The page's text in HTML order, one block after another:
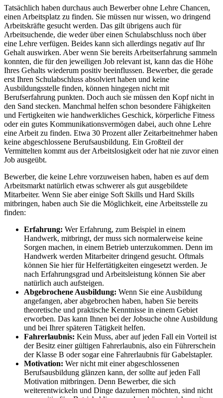
Tatsächlich haben durchaus auch Bewerber ohne Lehre Chancen,
einen Arbeitsplatz zu finden. Sie müssen nur wissen, wo dringend
Arbeitskräfte gesucht werden. Das gilt übrigens auch für
Arbeitsuchende, die weder über einen Schulabschluss noch über
eine Lehre verfügen. Beides kann sich allerdings negativ auf Ihr
Gehalt auswirken. Aber wenn Sie bereits Arbeitserfahrung sammeln
konnten, die für den jeweiligen Job relevant ist, kann das die Höhe
Ihres Gehalts wiederum positiv beeinflussen. Bewerber, die gerade
erst Ihren Schulabschluss absolviert haben und keine
Ausbildungsstelle finden, können hingegen nicht mit
Berufserfahrung punkten. Doch auch sie müssen den Kopf nicht in
den Sand stecken. Manchmal helfen schon besondere Fähigkeiten
und Fertigkeiten wie handwerkliches Geschick, körperliche Fitness
oder ein gutes Kommunikationsvermögen dabei, auch ohne Lehre
eine Arbeit zu finden. Etwa 30 Prozent aller Zeitarbeitnehmer haben
keine abgeschlossene Berufsausbildung. Ein Großteil der
Vermittelten kommt aus der Arbeitslosigkeit oder hat nie zuvor einen
Job ausgeübt.
Bewerber, die keine Lehre vorzuweisen haben, haben es auf dem
Arbeitsmarkt natürlich etwas schwerer als gut ausgebildete
Mitarbeiter. Wenn Sie aber einige Soft Skills und Hard Skills
mitbringen, haben auch Sie die Möglichkeit, eine Arbeitsstelle zu
finden:
Erfahrung: Wer Erfahrung, zum Beispiel in einem
Handwerk, mitbringt, der muss sich normalerweise keine
Sorgen machen, in einem Betrieb unterzukommen. Denn im
Handwerk werden Mitarbeiter dringend gesucht. Oftmals
können Sie hier für Helfertätigkeiten eingesetzt werden. Je
nach Erfahrungsgrad und Arbeitsleistung können Sie aber
natürlich auch aufsteigen.
Abgebrochene Ausbildung: Wenn Sie eine Ausbildung
angefangen, aber abgebrochen haben, haben Sie bereits
theoretische und praktische Kenntnisse in einem Gebiet
erworben. Das kann Ihnen bei der Jobsuche ohne Ausbildung
und bei Ihrer späteren Tätigkeit helfen.
Fahrerlaubnis: Kein Muss, aber auf jeden Fall ein Vorteil ist
der Besitz einer gültigen Fahrerlaubnis, also ein Führerschein
der Klasse B oder sogar eine Fahrerlaubnis für Gabelstapler.
Motivation: Wer nicht mit einer abgeschlossenen
Berufsausbildung glänzen kann, der sollte auf jeden Fall
Motivation mitbringen. Denn Bewerber, die sich
weiterentwickeln und Dinge dazulernen möchten, sind nicht